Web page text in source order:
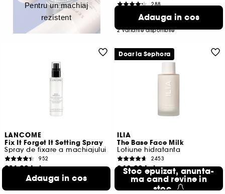
Pentru un machiaj
rezistent
288
181,00 Lei
100g
2 variante disponibile
Adauga in cos
LANCOME
Fix It Forget It Setting Spray
Spray de fixare a machiajului
952
214,00 Lei
214,00 Lei /100ml
Adauga in cos
ILIA
The Base Face Milk
Lotiune hidratanta
2453
368,00 Lei
368,00 Lei /100ml
Stoc epuizat, anunta-
ma cand revine in
stoc
Doar la Sephora